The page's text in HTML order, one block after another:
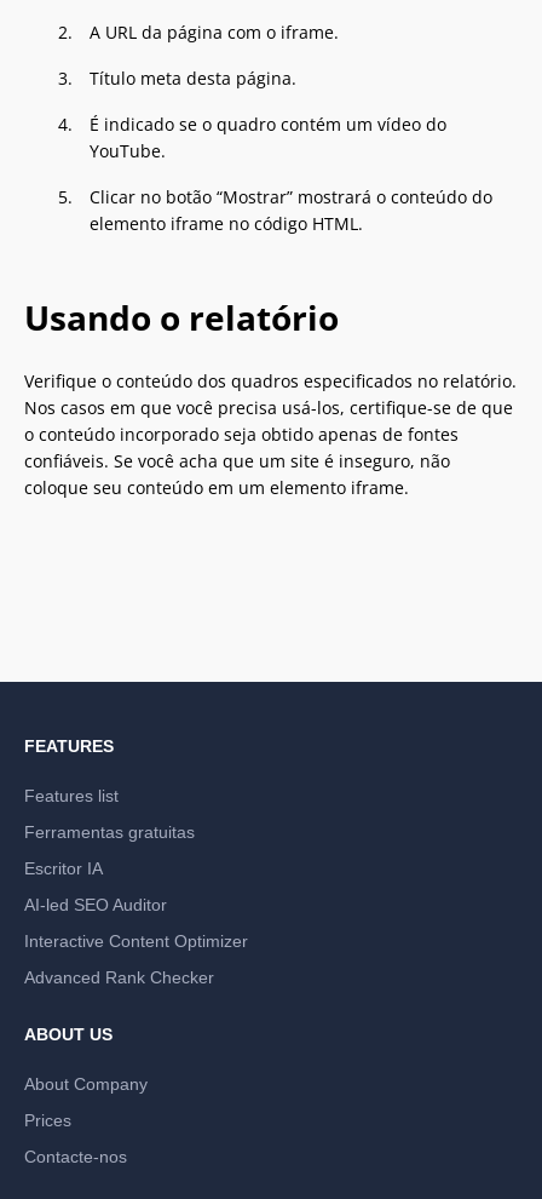
A URL da página com o iframe.
Título meta desta página.
É indicado se o quadro contém um vídeo do
YouTube.
Clicar no botão “Mostrar” mostrará o conteúdo do
elemento iframe no código HTML.
Usando o relatório
Verifique o conteúdo dos quadros especificados no relatório.
Nos casos em que você precisa usá-los, certifique-se de que
o conteúdo incorporado seja obtido apenas de fontes
confiáveis. Se você acha que um site é inseguro, não
coloque seu conteúdo em um elemento iframe.
FEATURES
Features list
Ferramentas gratuitas
Escritor IA
AI-led SEO Auditor
Interactive Content Optimizer
Advanced Rank Checker
ABOUT US
About Company
Prices
Contacte-nos